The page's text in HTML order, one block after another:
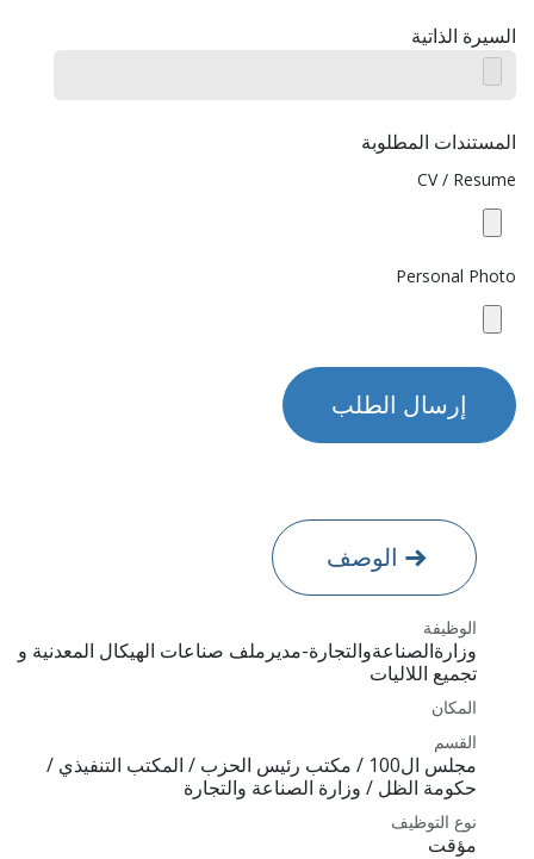
السيرة الذاتية
المستندات المطلوبة
CV / Resume
Personal Photo
إرسال الطلب
الوصف
الوظيفة
وزارةالصناعةوالتجارة-مديرملف صناعات الهيكال المعدنية و
تجميع اللاليات
المكان
القسم
مجلس ال100 / مكتب رئيس الحزب / المكتب التنفيذي /
حكومة الظل / وزارة الصناعة والتجارة
نوع التوظيف
مؤقت